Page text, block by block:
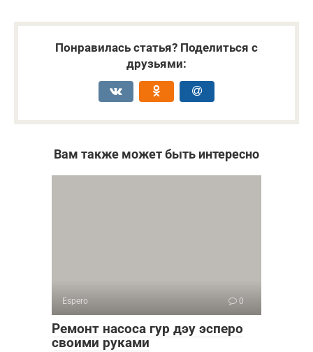
Понравилась статья? Поделиться с
друзьями:
Вам также может быть интересно
Espero 0
Ремонт насоса гур дэу эсперо
своими руками